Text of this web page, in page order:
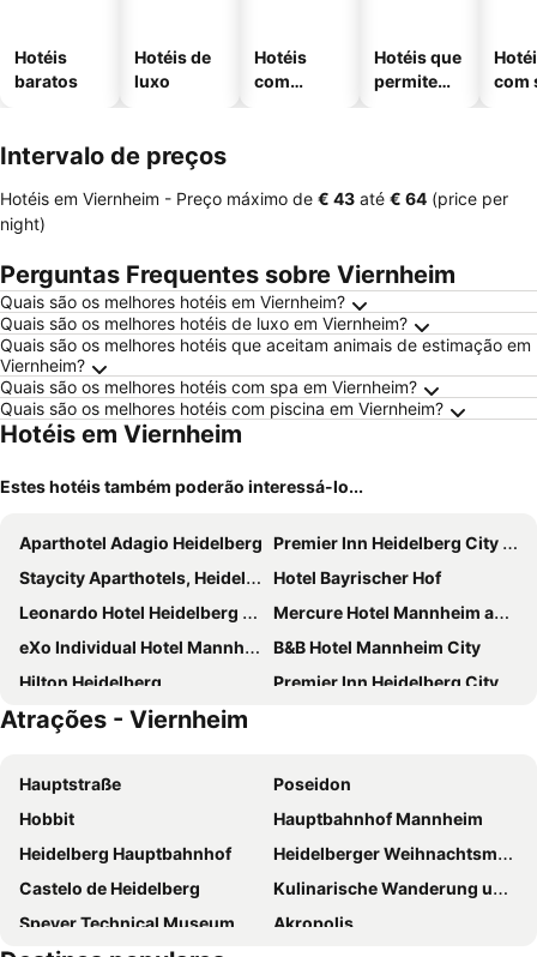
Hotéis
baratos
Hotéis de
luxo
Hotéis
com
Hotéis que
permitem
com
Intervalo de preços
Hotéis em Viernheim - Preço máximo de ‎€ 43 até ‎€ 64 (price per
night)
Perguntas Frequentes sobre Viernheim
Quais são os melhores hotéis em Viernheim?
Quais são os melhores hotéis de luxo em Viernheim?
Quais são os melhores hotéis que aceitam animais de estimação em
Viernheim?
Quais são os melhores hotéis com spa em Viernheim?
Quais são os melhores hotéis com piscina em Viernheim?
Hotéis em Viernheim
Estes hotéis também poderão interessá-lo...
Aparthotel Adagio Heidelberg Premier Inn Heidelberg City Centre
Staycity Aparthotels, Heidelberg
Hotel Bayrischer Hof
Leonardo Hotel Heidelberg City Center
Mercure Hotel Mannheim am Rathaus
eXo Individual Hotel Mannheim - By SuperFly Hotels
B&B Hotel Mannheim City
Hilton Heidelberg
Premier Inn Heidelberg City Bahnstadt
Holiday Inn - The Niu, Square Mannheim By Ihg
ATLANTIC Hotel Heidelberg
MEININGER Hotel Heidelberg Hauptbahnhof
hotelo Heidelberg
Leonardo Hotel Heidelberg
Leonardo Hotel Mannheim-Ladenburg
Intercityhotel Heidelberg
Hotel Heidelberger Hof
Pension Jeske Heidelberg
eXo Square Heidelberg-Schwetzingen - By SuperFly Hotels
NH Mannheim Viernheim
Atrações - Viernheim
Hauptstraße
Poseidon
Hobbit
Hauptbahnhof Mannheim
Heidelberg Hauptbahnhof
Heidelberger Weihnachtsmarkt
Castelo de Heidelberg
Kulinarische Wanderung um Obst Spargel und Wein
Speyer Technical Museum
Akropolis